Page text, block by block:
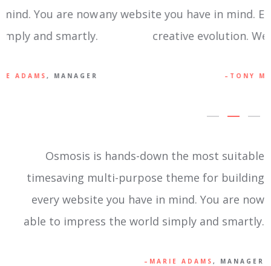
any website you have in mind. Embrace your own
creative evolution. We make it happen.
, DEVELOPER
Osmosis is hands-down the most suitable
timesaving multi-purpose theme for building
every website you have in mind. You are now
able to impress the world simply and smartly.
MARIE ADAMS, MANAGER